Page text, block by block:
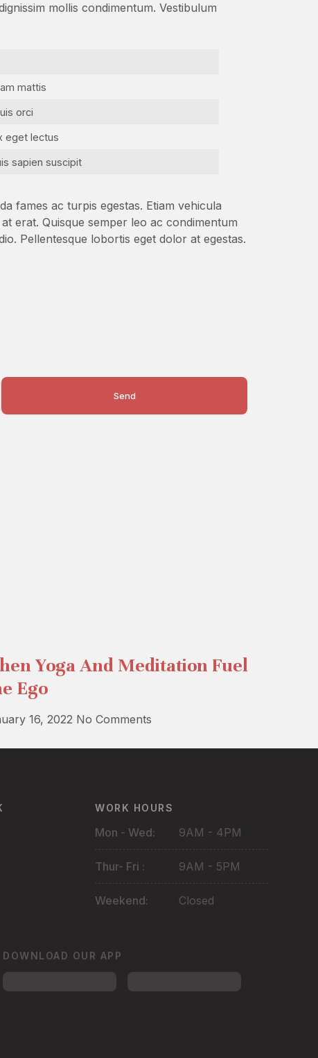
mollis condimentum. Vestibulum
mattis
orci
eget lectus
sapien suscipit
fames ac turpis egestas. Etiam vehicula
erat. Quisque semper leo ac condimentum
Pellentesque lobortis eget dolor at egestas.
Send
Yoga And Meditation Fuel
Ego
16, 2022 No Comments
WORK HOURS
Mon - Wed: 9AM - 4PM
Thur- Fri : 9AM - 5PM
Weekend: Closed
DOWNLOAD OUR APP